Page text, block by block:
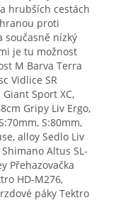
hrubších cestách
proti
současně nízký
je tu možnost
M Barva Terra
Vidlice SR
Sport XC,
Gripy Liv Ergo,
S:80mm,
alloy Sedlo Liv
Altus SL-
Přehazovačka
HD-M276,
páky Tektro